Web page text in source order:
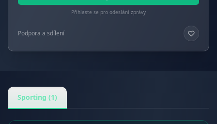
Přihlaste se pro odeslání zprávy
Podpora a sdílení
Sporting (1)